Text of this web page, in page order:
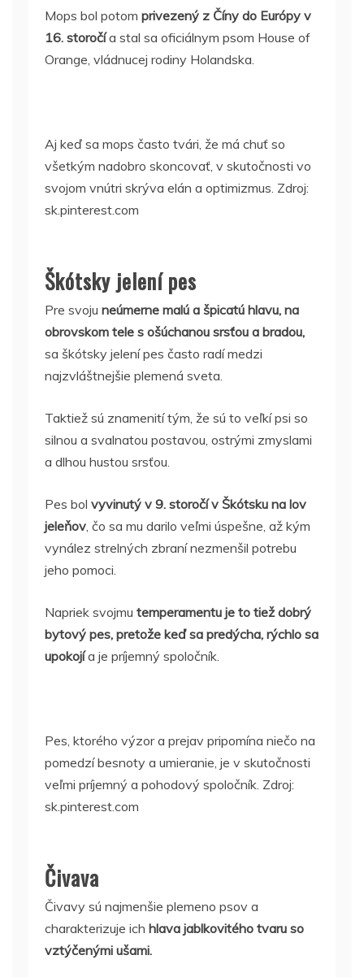
Mops bol potom privezený z Číny do Európy v
16. storočía stal sa oficiálnym psom House of
Orange, vládnucej rodiny Holandska.
Aj keď sa mops často tvári, že má chuť so
všetkým nadobro skoncovať, v skutočnosti vo
svojom vnútri skrýva elán a optimizmus. Zdroj:
sk.pinterest.com
Škótsky jelení pes
Pre svoju neúmerne malú a špicatú hlavu, na
obrovskom tele s ošúchanou srsťou a bradou,
sa škótsky jelení pes často radí medzi
najzvláštnejšie plemená sveta.
Taktiež sú znamenití tým, že sú to veľkí psi so
silnou a svalnatou postavou, ostrými zmyslami
a dlhou hustou srsťou.
Pes bol vyvinutý v 9. storočí v Škótsku na lov
jeleňov, čo sa mu darilo veľmi úspešne, až kým
vynález strelných zbraní nezmenšil potrebu
jeho pomoci.
Napriek svojmu temperamentu je to tiež dobrý
bytový pes, pretože keď sa predýcha, rýchlo sa
upokojía je príjemný spoločník.
Pes, ktorého výzor a prejav pripomína niečo na
pomedzí besnoty a umieranie, je v skutočnosti
veľmi príjemný a pohodový spoločník. Zdroj:
sk.pinterest.com
Čivava
Čivavy sú najmenšie plemeno psov a
charakterizuje ich hlava jablkovitého tvaru so
vztýčenými ušami.